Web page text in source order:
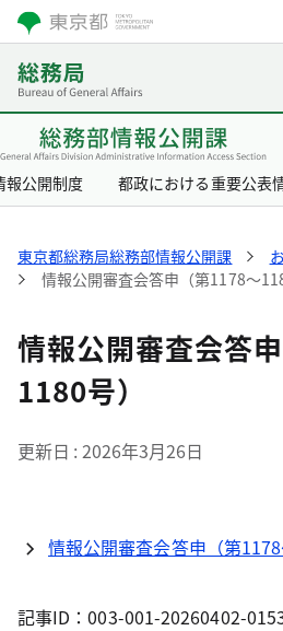
報公開制度 都政における重要公表
東京都総務局総務部情報公開課
情報公開審査会答申（第1178～
情報公開審査会答
1180号）
更新日 2026年3月26日
情報公開審査会答申（第1178
記事ID：003-001-20260402-